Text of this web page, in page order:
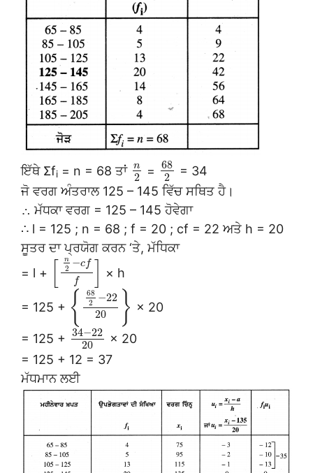
ਇੱਥੇ Σfi = n = 68 ਤਾਂ n
2 =
68
2
= 34
ਜੋ ਵਰਗ ਅੰਤਰਾਲ 125 – 145 ਵਿੱਚ ਸਥਿਤ ਹੈ।
∴ ਮੱਧਕਾ ਵਰਗ = 125 – 145 ਹੋਵੇਗਾ
∴ l = 125 ; n = 68 ; f = 20 ; cf = 22 ਅਤੇ h = 20
ਸੂਤਰ ਦਾ ਪ੍ਰਯੋਗ ਕਰਨ ‘ਤੇ, ਮੱਧਿਕਾ
= l +
n
2 −c f
f
× h
= 125 + {
68
2
−22
20
} × 20
= 125 + 34−22
20
× 20
= 125 + 12 = 37
ਮੱਧਮਾਨ ਲਈ